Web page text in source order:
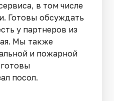
в том числе
Готовы обсуждать
у партнеров из
Мы также
и пожарной
посол.